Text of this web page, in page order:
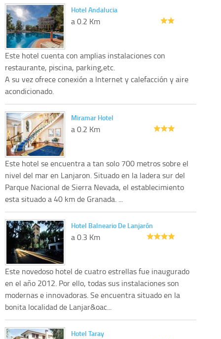
Hotel Andalucia
a 0.2 Km
Este hotel cuenta con amplias instalaciones con
restaurante, piscina, parking,etc.
A su vez ofrece conexión a Internet y calefacción y aire
acondicionado.
Miramar Hotel
a 0.2 Km
Este hotel se encuentra a tan solo 700 metros sobre el
nivel del mar en Lanjaron. Situado en la ladera sur del
Parque Nacional de Sierra Nevada, el establecimiento
esta situado a 40 km de Granada. ...
Hotel Balneario De Lanjarón
a 0.3 Km
Este novedoso hotel de cuatro estrellas fue inaugurado
en el año 2012. Por ello, todas sus instalaciones son
modernas e innovadoras. Se encuentra situado en la
bonita localidad de Lanjar&oac...
Hotel Taray